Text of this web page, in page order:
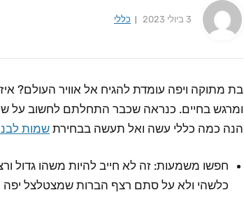
3 ביולי 2023 כללי
בת מתוקה ויפה עומדת להגיח אל אוויר העולם?
ומרגש בחיים. כנראה שכבר התחלתם לחשוב על
הנה כמה כללי עשה ואל תעשה בבחירת שמות
חפשו משמעות: זה לא חייב להיות משהו גדול
כלשהי ולא על סתם רצף הברות שמצטלצל יפה